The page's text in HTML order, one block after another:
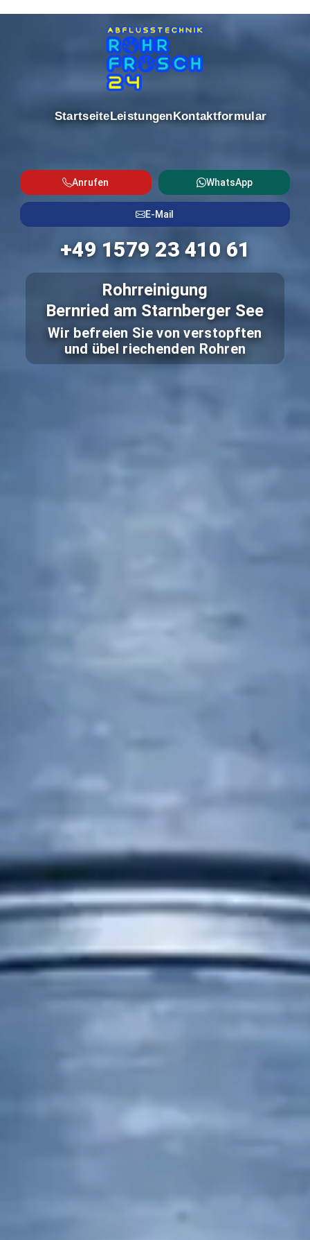
StartseiteLeistungenKontaktformular
Anrufen WhatsApp
E-Mail
+49 1579 23 410 61
Rohrreinigung
Bernried am Starnberger See
Wir befreien Sie von verstopften
und übel riechenden Rohren